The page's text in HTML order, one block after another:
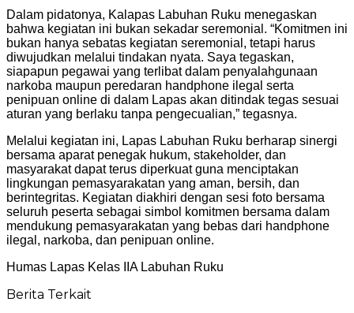
Dalam pidatonya, Kalapas Labuhan Ruku menegaskan
bahwa kegiatan ini bukan sekadar seremonial. “Komitmen ini
bukan hanya sebatas kegiatan seremonial, tetapi harus
diwujudkan melalui tindakan nyata. Saya tegaskan,
siapapun pegawai yang terlibat dalam penyalahgunaan
narkoba maupun peredaran handphone ilegal serta
penipuan online di dalam Lapas akan ditindak tegas sesuai
aturan yang berlaku tanpa pengecualian,” tegasnya.
Melalui kegiatan ini, Lapas Labuhan Ruku berharap sinergi
bersama aparat penegak hukum, stakeholder, dan
masyarakat dapat terus diperkuat guna menciptakan
lingkungan pemasyarakatan yang aman, bersih, dan
berintegritas. Kegiatan diakhiri dengan sesi foto bersama
seluruh peserta sebagai simbol komitmen bersama dalam
mendukung pemasyarakatan yang bebas dari handphone
ilegal, narkoba, dan penipuan online.
Humas Lapas Kelas IIA Labuhan Ruku
Berita Terkait